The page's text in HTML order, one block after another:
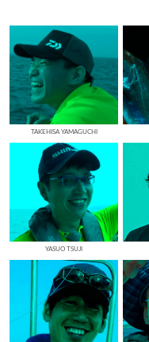
TAKEHISA YAMAGUCHI
YASUO TSUJI